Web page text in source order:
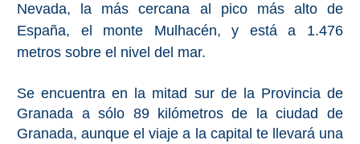
CERCANOS
Nevada, la más cercana al pico más alto de
España, el monte Mulhacén, y está a 1.476
metros sobre el nivel del mar.
Se encuentra en la mitad sur de la Provincia de
Granada a sólo 89 kilómetros de la ciudad de
Granada, aunque el viaje a la capital te llevará una